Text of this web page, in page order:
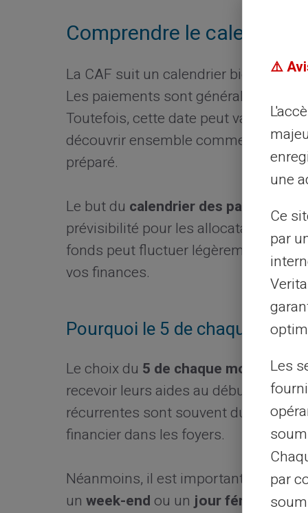
Comprendre le calendrier
La CAF suit un calendrier bien
Les paiements sont généralement
Toutefois, cette date peut varier
découvrir ensemble comment cela
préparé.
Le but du calendrier des paiements
prévisibilité pour les allocataires.
fonds peut fluctuer légèrement,
vos finances.
Pourquoi le 5 de chaque mois
Le choix du 5 de chaque mois
n'est
recevoir leurs aides au début du
récurrentes sont souvent dues. Cela
financier dans les foyers.
Néanmoins, il est important de noter
un week-end ou un jour férié.
Par
⚠️
une
Ce
par
Les
par